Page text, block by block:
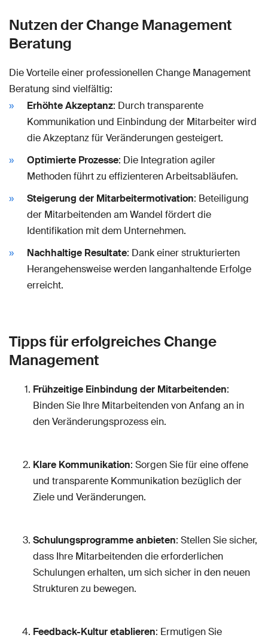
Nutzen der Change Management
Beratung
Die Vorteile einer professionellen Change Management
Beratung sind vielfältig:
Erhöhte Akzeptanz: Durch transparente
Kommunikation und Einbindung der Mitarbeiter wird
die Akzeptanz für Veränderungen gesteigert.
Optimierte Prozesse: Die Integration agiler
Methoden führt zu effizienteren Arbeitsabläufen.
Steigerung der Mitarbeitermotivation: Beteiligung
der Mitarbeitenden am Wandel fördert die
Identifikation mit dem Unternehmen.
Nachhaltige Resultate: Dank einer strukturierten
Herangehensweise werden langanhaltende Erfolge
erreicht.
Tipps für erfolgreiches Change
Management
Frühzeitige Einbindung der Mitarbeitenden:
Binden Sie Ihre Mitarbeitenden von Anfang an in
den Veränderungsprozess ein.
Klare Kommunikation: Sorgen Sie für eine offene
und transparente Kommunikation bezüglich der
Ziele und Veränderungen.
Schulungsprogramme anbieten: Stellen Sie sicher,
dass Ihre Mitarbeitenden die erforderlichen
Schulungen erhalten, um sich sicher in den neuen
Strukturen zu bewegen.
Feedback-Kultur etablieren: Ermutigen Sie